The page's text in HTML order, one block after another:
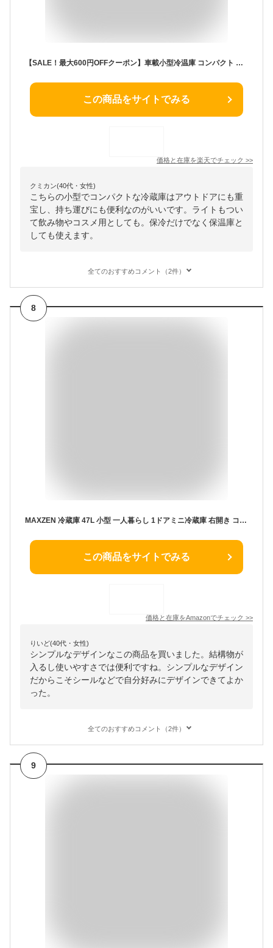
【SALE！最大600円OFFクーポン】車載小型冷温庫 コンパクト 軽量 車 保冷庫 保温庫 アウトドア 車中泊 寝室 おしゃれ 冷温庫 ミニ冷温庫 ミラー ライト付 化粧品 コスメ 冷蔵庫 保冷/保温 ポータブル AC電源
この商品をサイトでみる
価格と在庫を楽天でチェック >>
クミカン(40代・女性)
こちらの小型でコンパクトな冷蔵庫はアウトドアにも重
宝し、持ち運びにも便利なのがいいです。ライトもつい
て飲み物やコスメ用としても。保冷だけでなく保温庫と
しても使えます。
全てのおすすめコメント（2件）
8
MAXZEN 冷蔵庫 47L 小型 一人暮らし 1ドアミニ冷蔵庫 右開き コンパクト ホワイト JR047HM01WH マクスゼン
この商品をサイトでみる
価格と在庫をAmazonでチェック >>
りいど(40代・女性)
シンプルなデザインなこの商品を買いました。結構物が
入るし使いやすさでは便利ですね。シンプルなデザイン
だからこそシールなどで自分好みにデザインできてよか
った。
全てのおすすめコメント（2件）
9